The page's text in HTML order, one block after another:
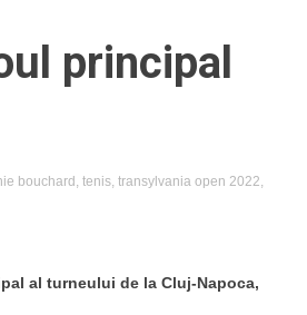
principal
bouchard , tenis, transylvania open 2022,
al turneului de la Cluj-Napoca,